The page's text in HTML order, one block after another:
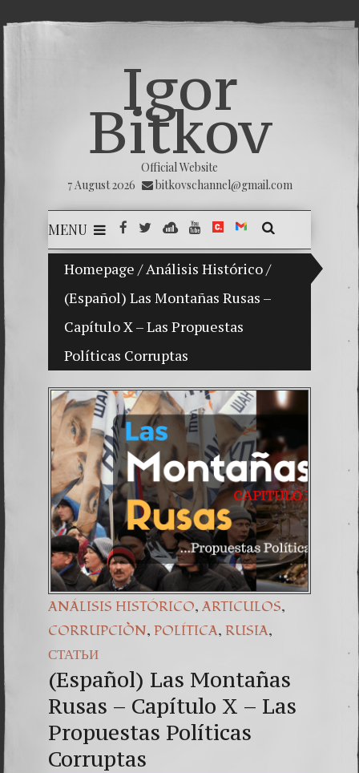
Igor
Bitkov
Official Website
7 August 2026
bitkovschannel@gmail.com
MENU
Homepage /Análisis Histórico/
(Español) Las Montañas Rusas –
Capítulo X – Las Propuestas
Políticas Corruptas
My son Vladimir Bitkov, a promising
7.
ANÁLISIS HISTÓRICO, ARTICULOS,
CORRUPCIÒN, POLÍTICA, RUSIA,
СТАТЬИ
(Español) Las Montañas
Rusas – Capítulo X – Las
Propuestas Políticas
Corruptas